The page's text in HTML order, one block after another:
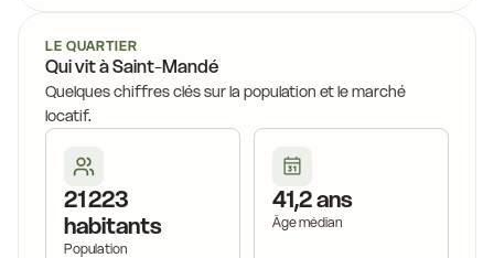
LE QUARTIER
Qui vit à Saint-Mandé
Quelques chiffres clés sur la population et le marché
locatif.
21 223
habitants
Population
41,2 ans
Âge médian